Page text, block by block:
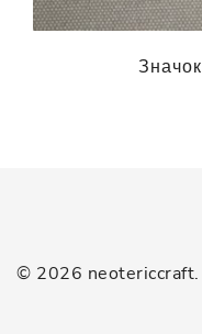
© 2026 neotericcraft.